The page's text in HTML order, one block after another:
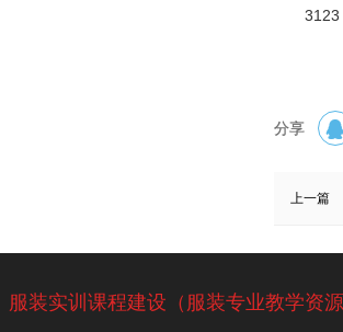
3123
分享
上一篇
服装实训课程建设（服装专业教学资源